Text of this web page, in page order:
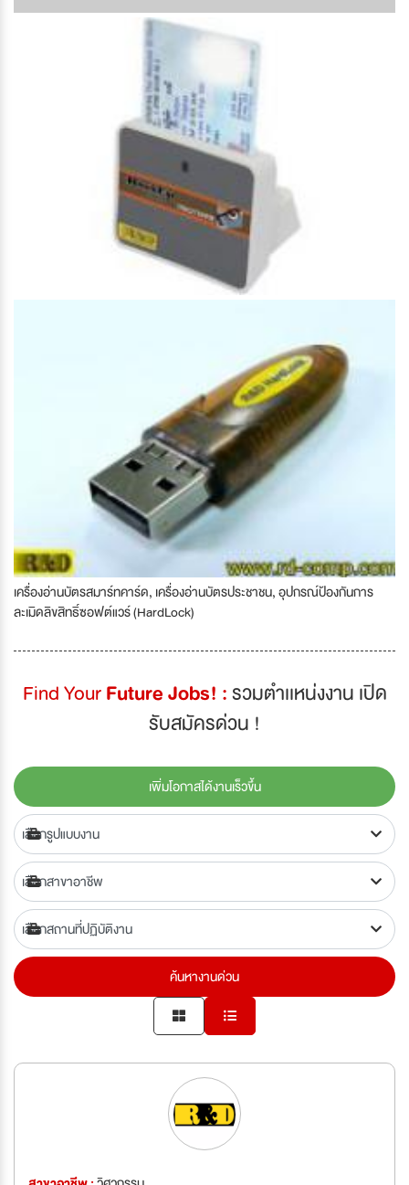
เครื่องอ่านบัตรสมาร์ทคาร์ด, เครื่องอ่านบัตรประชาชน, อุปกรณ์ป้องกันการ
ละเมิดลิขสิทธิ์ซอฟต์แวร์ (HardLock)
Find YourFuture Jobs! :รวมตำเเหน่งงาน เปิด
รับสมัครด่วน !
เพิ่มโอกาสได้งานเร็วขึ้น
ค้นหางานด่วน